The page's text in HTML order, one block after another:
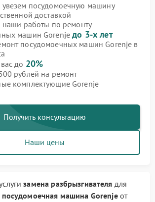
посудомоечную машину
доставкой
наши работы по ремонту
машин Gorenjeдо 3-х лет
посудомоечных машин Gorenje в
до 20%
рублей на ремонт
комплектующие Gorenje
Получить консультацию
Наши цены
замена разбрызгивателя для
посудомоечная машина Gorenjeот